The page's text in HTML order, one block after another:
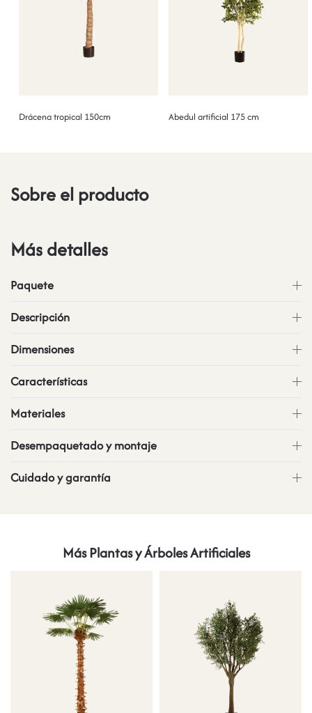
Drácena tropical 150cm Abedul artificial 175 cm
Sobre el producto
Más detalles
Paquete
Descripción
Dimensiones
Características
Materiales
Desempaquetado y montaje
Cuidado y garantía
Más Plantas y Árboles Artificiales